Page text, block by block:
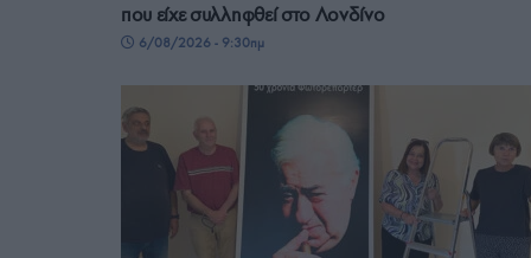
που είχε συλληφθεί στο Λονδίνο
6/08/2026 - 9:30πμ